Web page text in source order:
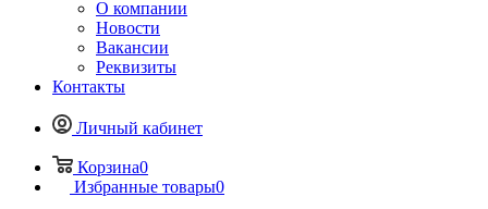
О компании
Новости
Вакансии
Реквизиты
Контакты
Личный кабинет
Корзина0
Избранные товары0